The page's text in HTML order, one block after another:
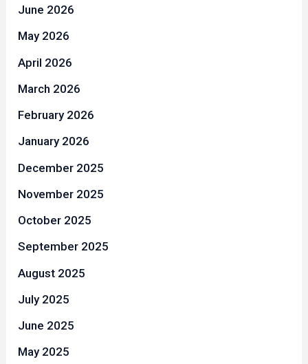
June 2026
May 2026
April 2026
March 2026
February 2026
January 2026
December 2025
November 2025
October 2025
September 2025
August 2025
July 2025
June 2025
May 2025